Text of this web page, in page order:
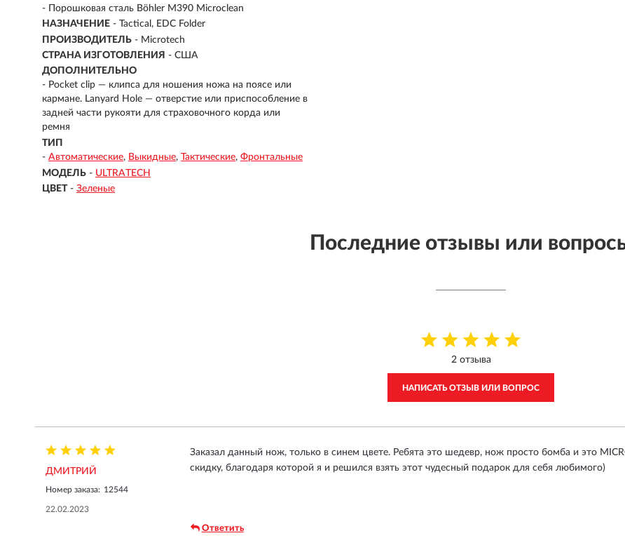
- Порошковая сталь Böhler M390 Microclean
НАЗНАЧЕНИЕ - Tactical, EDC Folder
ПРОИЗВОДИТЕЛЬ - Microtech
СТРАНА ИЗГОТОВЛЕНИЯ - США
ДОПОЛНИТЕЛЬНО
- Pocket clip — клипса для ношения ножа на поясе или
кармане. Lanyard Hole — отверстие или приспособление в
задней части рукояти для страховочного корда или
ремня
ТИП
- Автоматические Выкидные Тактические Фронтальные
МОДЕЛЬ - ULTRATECH
ЦВЕТ - Зеленые
Последние отзывы или
2 отзыва
НАПИСАТЬ ОТЗЫВ ИЛИ ВОПРОС
ДМИТРИЙ
Номер заказа: 12544
22.02.2023
Заказал данный нож, только в синем цвете. Ребята это шедевр, нож просто бомба и это
скидку, благодаря которой я и решился взять этот чудесный подарок для себя любимого)
Ответить